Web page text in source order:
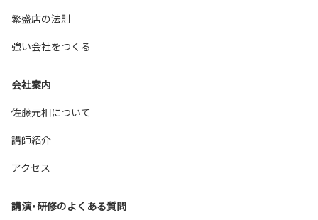
繁盛店の法則
強い会社をつくる
会社案内
佐藤元相について
講師紹介
アクセス
講演・研修のよくある質問